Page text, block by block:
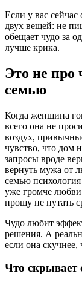
Если у вас
двух вещей: не
обещает чудо за
лучше крика.
Это не про
семью
Когда женщина
всего она не
воздух,
чувство, что дом
запросы вроде
вернуть мужа от
семью
уже громче
прошу не путать
Чудо любит
решения. А
если она скучнее,
Что скрывает